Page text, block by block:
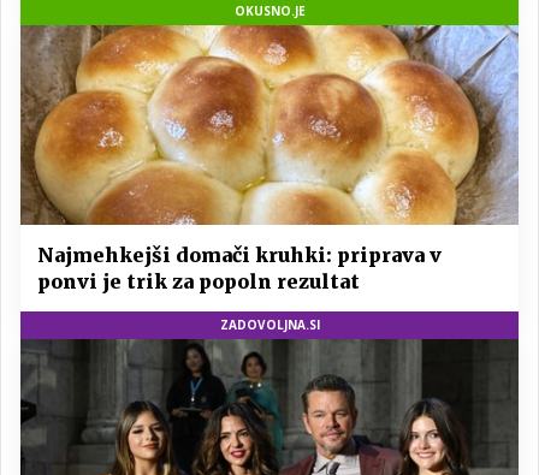
OKUSNO.JE
Najmehkejši domači kruhki: priprava v
ponvi je trik za popoln rezultat
ZADOVOLJNA.SI